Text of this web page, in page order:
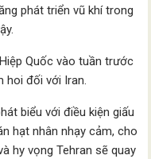
phát triển vũ khí trong
Quốc vào tuần trước
hoi đối với Iran.
biểu với điều kiện giấu
hạt nhân nhạy cảm, cho
hy vọng Tehran sẽ quay